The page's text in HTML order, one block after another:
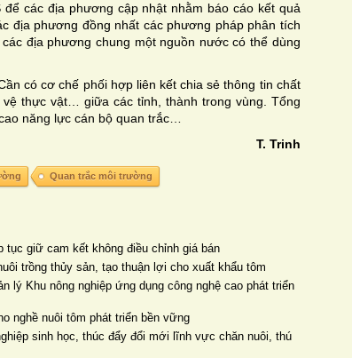
các địa phương cập nhật nhằm báo cáo kết quả
địa phương đồng nhất các phương pháp phân tích
địa phương chung một nguồn nước có thể dùng
có cơ chế phối hợp liên kết chia sẻ thông tin chất
thực vật… giữa các tỉnh, thành trong vùng. Tổng
năng lực cán bộ quan trắc…
T. Trinh
Quan trắc môi trường
tục giữ cam kết không điều chỉnh giá bán
trồng thủy sản, tạo thuận lợi cho xuất khẩu tôm
lý Khu nông nghiệp ứng dụng công nghệ cao phát triển
nghề nuôi tôm phát triển bền vững
sinh học, thúc đẩy đổi mới lĩnh vực chăn nuôi, thú